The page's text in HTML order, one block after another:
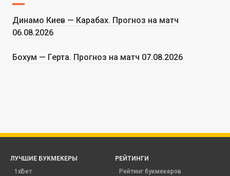
Динамо Киев — Карабах. Прогноз на матч
06.08.2026
Бохум — Герта. Прогноз на матч 07.08.2026
ЛУЧШИЕ БУКМЕКЕРЫ
1хБет
РЕЙТИНГИ
Рейтинг букмекеров